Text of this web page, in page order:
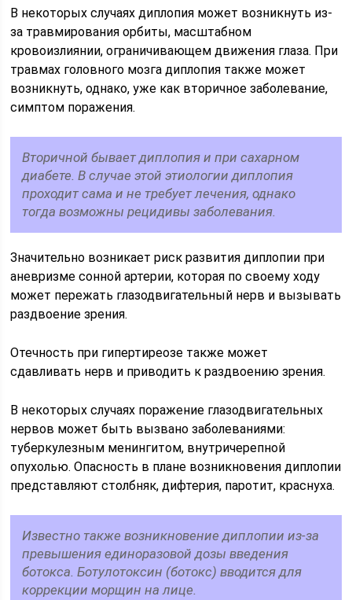
В некоторых случаях диплопия может возникнуть из-
за травмирования орбиты, масштабном
кровоизлиянии, ограничивающем движения глаза. При
травмах головного мозга диплопия также может
возникнуть, однако, уже как вторичное заболевание,
симптом поражения.
Вторичной бывает диплопия и при сахарном
диабете. В случае этой этиологии диплопия
проходит сама и не требует лечения, однако
тогда возможны рецидивы заболевания.
Значительно возникает риск развития диплопии при
аневризме сонной артерии, которая по своему ходу
может пережать глазодвигательный нерв и вызывать
раздвоение зрения.
Отечность при гипертиреозе также может
сдавливать нерв и приводить к раздвоению зрения.
В некоторых случаях поражение глазодвигательных
нервов может быть вызвано заболеваниями:
туберкулезным менингитом, внутричерепной
опухолью. Опасность в плане возникновения диплопии
представляют столбняк, дифтерия, паротит, краснуха.
Известно также возникновение диплопии из-за
превышения единоразовой дозы введения
ботокса. Ботулотоксин (ботокс) вводится для
коррекции морщин на лице.